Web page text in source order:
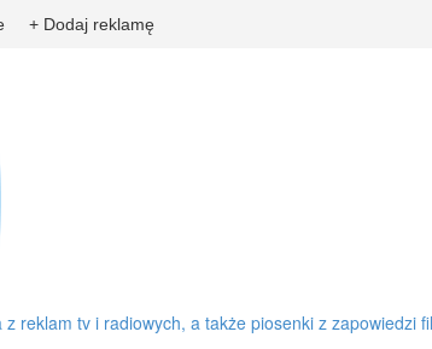
+ Dodaj reklamę
z reklam tv i radiowych, a także piosenki z zapowiedzi